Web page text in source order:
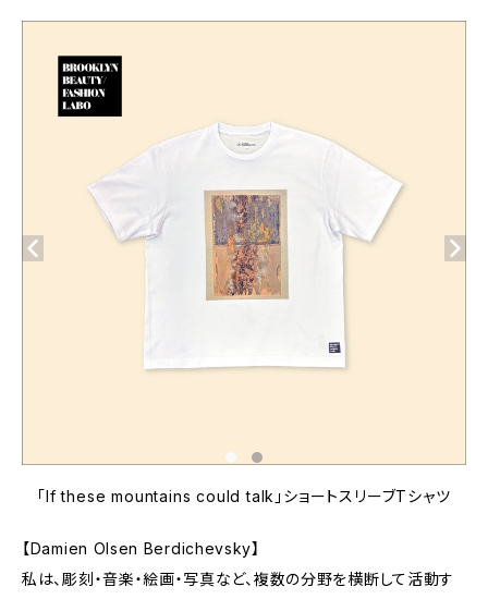
「If these mountains could talk」ショートスリーブTシャツ
【Damien Olsen Berdichevsky】
私は、彫刻・音楽・絵画・写真など、複数の分野を横断して活動す